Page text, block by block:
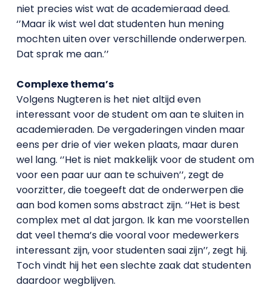
niet precies wist wat de academieraad deed.
‘’Maar ik wist wel dat studenten hun mening
mochten uiten over verschillende onderwerpen.
Dat sprak me aan.’’
Complexe thema’s
Volgens Nugteren is het niet altijd even
interessant voor de student om aan te sluiten in
academieraden. De vergaderingen vinden maar
eens per drie of vier weken plaats, maar duren
wel lang. ‘’Het is niet makkelijk voor de student om
voor een paar uur aan te schuiven’’, zegt de
voorzitter, die toegeeft dat de onderwerpen die
aan bod komen soms abstract zijn. ‘’Het is best
complex met al dat jargon. Ik kan me voorstellen
dat veel thema’s die vooral voor medewerkers
interessant zijn, voor studenten saai zijn’’, zegt hij.
Toch vindt hij het een slechte zaak dat studenten
daardoor wegblijven.